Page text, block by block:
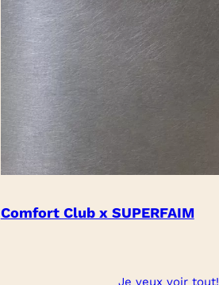
Comfort Club x SUPERFAIM